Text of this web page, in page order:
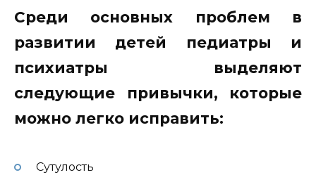
Среди основных проблем в
развитии детей педиатры и
психиатры выделяют
следующие привычки, которые
можно легко исправить:
Сутулость